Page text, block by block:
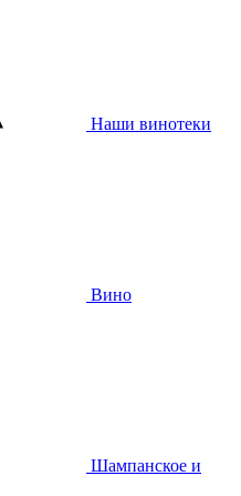
Наши винотеки
Вино
Шампанское и